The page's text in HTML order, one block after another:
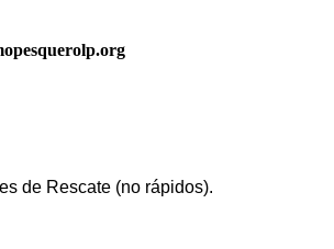
de Rescate (no rápidos).